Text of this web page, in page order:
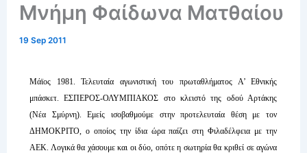
Μνήμη Φαίδωνα Ματθαίου
19 Sep 2011
Μάϊος 1981. Τελευταία αγωνιστική του πρωταθλήματος Α’ Εθνικής
μπάσκετ. ΕΣΠΕΡΟΣ-ΟΛΥΜΠΙΑΚΟΣ στο κλειστό της οδού Αρτάκης
(Νέα Σμύρνη). Εμείς ισοβαθμούμε στην προτελευταία θέση με τον
ΔΗΜΟΚΡΙΤΟ, ο οποίος την ίδια ώρα παίζει στη Φιλαδέλφεια με την
ΑΕΚ. Λογικά θα χάσουμε και οι δύο, οπότε η σωτηρία θα κριθεί σε αγώνα